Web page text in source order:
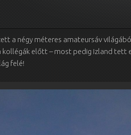
a négy méteres amateursáv
kollégák előtt – most pedig Izland tett
felé!